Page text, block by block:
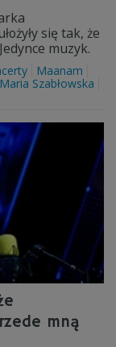
się tak, że
muzyk.
Maanam
Maria Szabłowska
mną